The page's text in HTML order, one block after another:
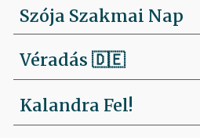
Szója Szakmai Nap
Véradás🇩🇪
Kalandra Fel!